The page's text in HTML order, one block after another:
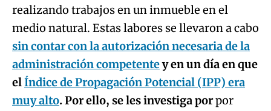
realizando trabajos en un inmueble en el
medio natural. Estas labores se llevaron a cabo
sin contar con la autorización necesaria de la
administración competentey en un día en que
elÍndice de Propagación Potencial (IPP) era
muy alto. Por ello, se les investiga porpor